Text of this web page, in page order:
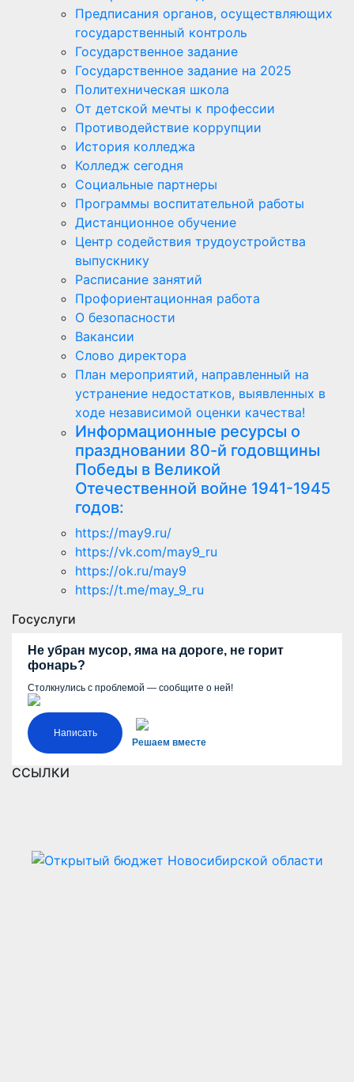
Предписания органов, осуществляющих
государственный контроль
Государственное задание
Государственное задание на 2025
Политехническая школа
От детской мечты к профессии
Противодействие коррупции
История колледжа
Колледж сегодня
Социальные партнеры
Программы воспитательной работы
Дистанционное обучение
Центр содействия трудоустройства
выпускнику
Расписание занятий
Профориентационная работа
О безопасности
Вакансии
Слово директора
План мероприятий, направленный на
устранение недостатков, выявленных в
ходе независимой оценки качества!
Информационные ресурсы о
праздновании 80-й годовщины
Победы в Великой
Отечественной войне 1941-1945
годов:
https://may9.ru/
https://vk.com/may9_ru
https://ok.ru/may9
https://t.me/may_9_ru
Госуслуги
Не убран мусор, яма на дороге, не горит
фонарь?
Столкнулись с проблемой — сообщите о ней!
Написать
Решаем вместе
ССЫЛКИ